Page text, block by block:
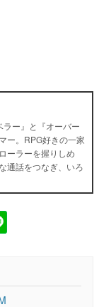
ー』と『オーバー
ー。RPG好きの一家
ーラーを握りしめ
通話をつなぎ、いろ